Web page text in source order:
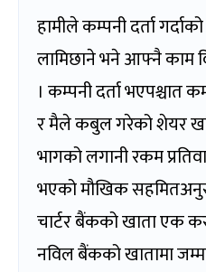
हामीले कम्पनी दर्ता
लामिछाने भने आफ्नै काम
। कम्पनी दर्ता भएपश्चात
र मैले कबुल गरेको शेयर
भागको लगानी रकम
भएको मौखिक
चार्टर बैंकको खाता एक
नविल बैंकको खातामा